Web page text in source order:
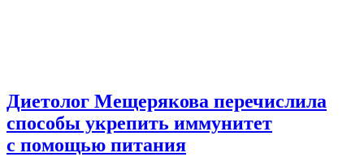
Диетолог Мещерякова перечислила
способы укрепить иммунитет
с помощью питания